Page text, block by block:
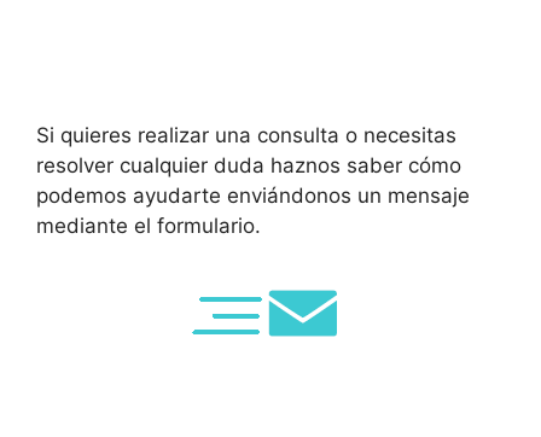
Si quieres realizar una consulta o necesitas
resolver cualquier duda haznos saber cómo
podemos ayudarte enviándonos un mensaje
mediante el formulario.